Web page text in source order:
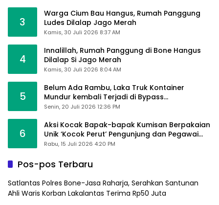
3
Warga Cium Bau Hangus, Rumah Panggung
Ludes Dilalap Jago Merah
Kamis, 30 Juli 2026 8:37 AM
4
Innalillah, Rumah Panggung di Bone Hangus
Dilalap Si Jago Merah
Kamis, 30 Juli 2026 8:04 AM
5
Belum Ada Rambu, Laka Truk Kontainer
Mundur kembali Terjadi di Bypass
Sumpallabbu
Senin, 20 Juli 2026 12:36 PM
6
Aksi Kocak Bapak-bapak Kumisan Berpakaian
Unik ‘Kocok Perut’ Pengunjung dan Pegawai
Alfamart, Ngaku Aktifkan Layar Sentuh Atm
Rabu, 15 Juli 2026 4:20 PM
Pos-pos Terbaru
Satlantas Polres Bone-Jasa Raharja, Serahkan Santunan
Ahli Waris Korban Lakalantas Terima Rp50 Juta